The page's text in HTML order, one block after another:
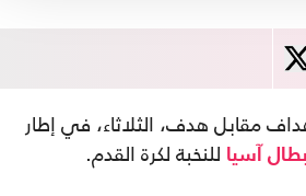
مقابل هدف، الثلاثاء، في إطار
آسيا للنخبة لكرة القدم.